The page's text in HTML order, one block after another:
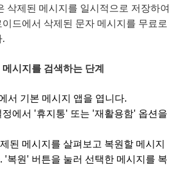
삭제된 메시지를 일시적으로 저장하여
드에서 삭제된 문자 메시지를 무료로
시지를 검색하는 단계
서 기본 메시지 앱을 엽니다.
에서 '휴지통' 또는 '재활용함' 옵션을
된 메시지를 살펴보고 복원할 메시지
'복원' 버튼을 눌러 선택한 메시지를 복